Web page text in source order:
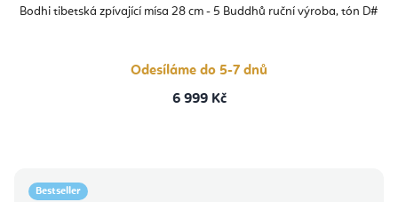
Bodhi tibetská zpívající mísa 28 cm - 5 Buddhů ruční výroba, tón D#
produktu
je
hvězdiček.
Odesíláme do 5-7 dnů
6 999 Kč
Bestseller